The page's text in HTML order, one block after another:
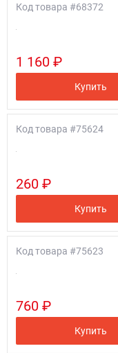
Код товара #68372
1 160 ₽
Купить
Код товара #75624
260 ₽
Купить
Код товара #75623
760 ₽
Купить